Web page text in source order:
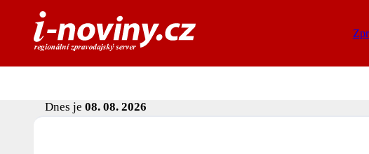
Dnes je 08. 08. 2026